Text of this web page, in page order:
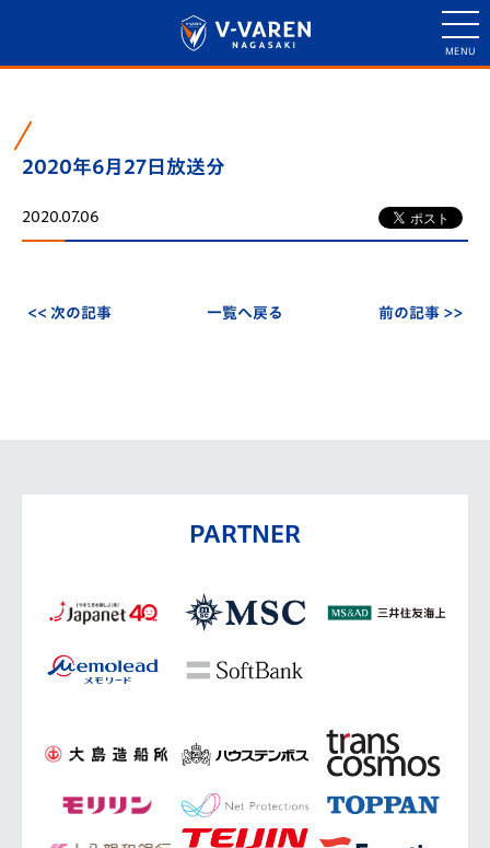
2020年6月27日放送分
2020.07.06
<< 次の記事 一覧へ戻る 前の記事 >>
PARTNER